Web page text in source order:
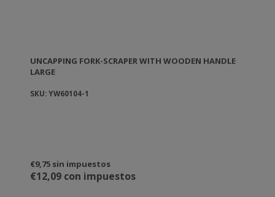
UNCAPPING FORK-SCRAPER WITH WOODEN HANDLE
LARGE
SKU: YW60104-1
€9,75 sin impuestos
€12,09 con impuestos